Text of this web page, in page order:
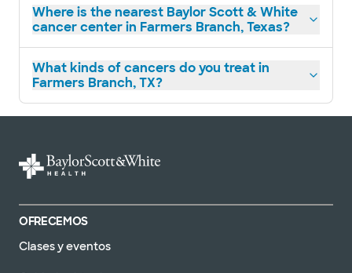
Where is the nearest Baylor Scott & White
cancer center in Farmers Branch, Texas?
What kinds of cancers do you treat in
Farmers Branch, TX?
OFRECEMOS
Clases y eventos